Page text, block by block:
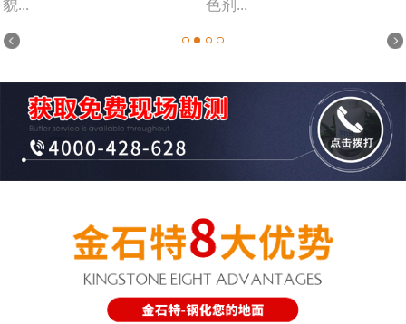
貌...
色剂...